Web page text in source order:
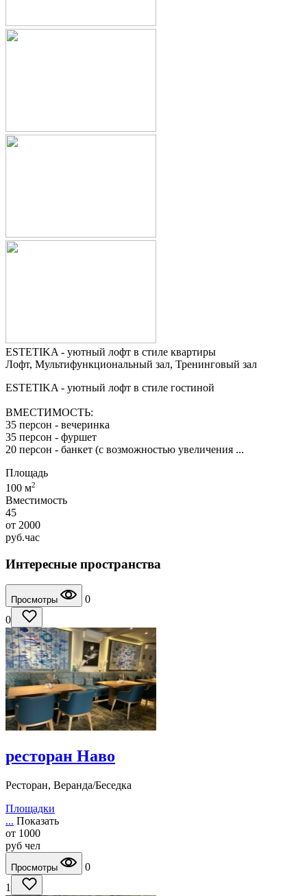
ESTETIKA - уютный лофт в стиле квартиры
Лофт, Мультифункциональный зал, Тренинговый зал
ESTETIKA - уютный лофт в стиле гостиной
ВМЕСТИМОСТЬ:
35 персон - вечеринка
35 персон - фуршет
20 персон - банкет (с возможностью увеличения ...
Площадь
100 м2
Вместимость
45
от 2000
руб.час
Интересные пространства
Просмотры
0
0
ресторан Наво
Ресторан, Веранда/Беседка
Площадки
... Показать
от 1000
руб чел
Просмотры
0
1